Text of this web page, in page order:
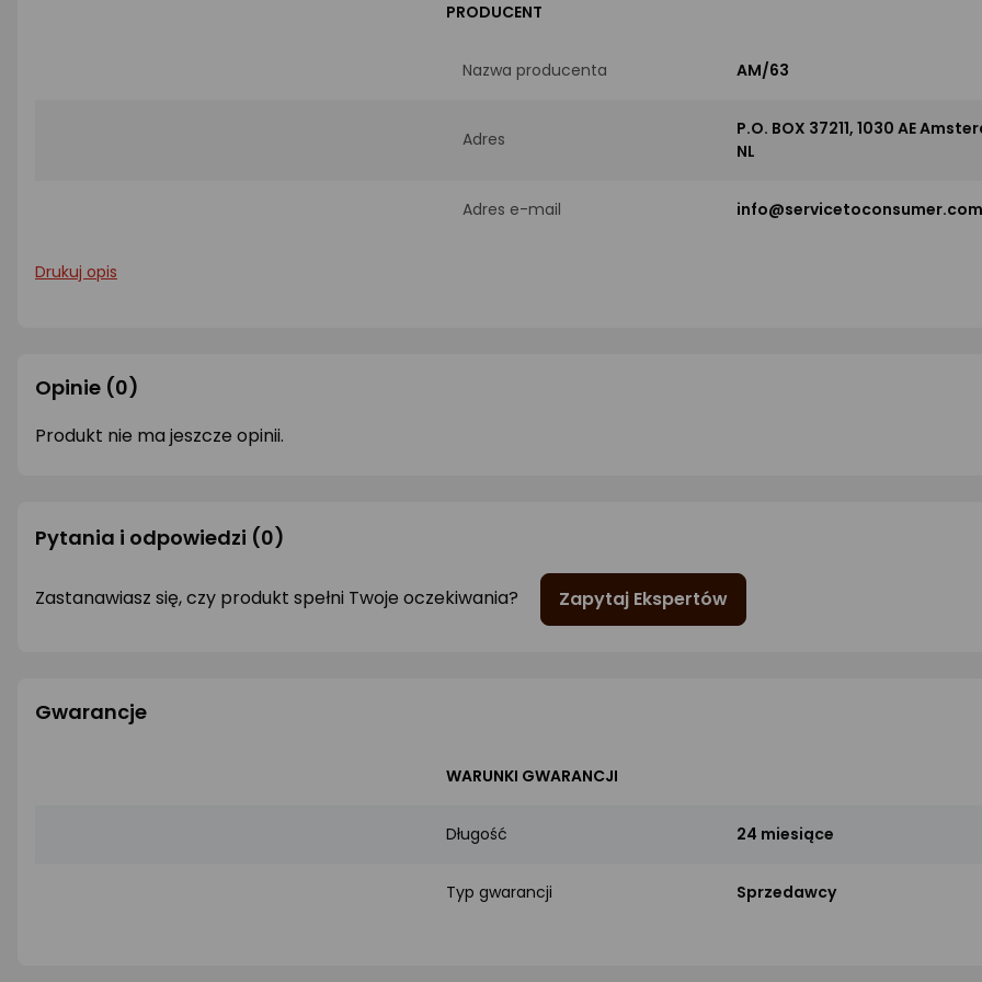
PRODUCENT
Nazwa producenta AM/63
Adres
P.O. BOX 37211, 1030 AE
NL
Adres e-mail info@servicetoconsumer.com
Drukuj opis
Opinie (0)
Produkt nie ma jeszcze opinii.
Pytania i odpowiedzi (0)
Zastanawiasz się, czy produkt spełni Twoje oczekiwania? Zapytaj Ekspertów
Gwarancje
WARUNKI GWARANCJI
Długość 24 miesiące
Typ gwarancji Sprzedawcy